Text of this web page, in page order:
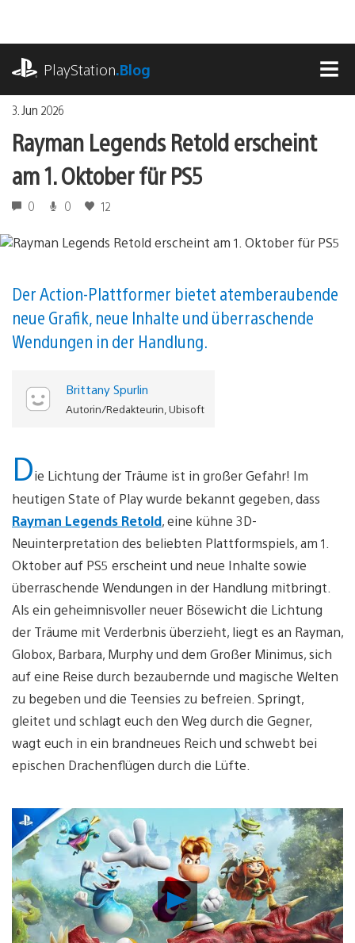
springen
PlayStation.Blog
3. Jun 2026
Rayman Legends Retold erscheint
am 1. Oktober für PS5
0 0 12
Der Action-Plattformer bietet atemberaubende
neue Grafik, neue Inhalte und überraschende
Wendungen in der Handlung.
Brittany Spurlin
Autorin/Redakteurin, Ubisoft
Die Lichtung der Träume ist in großer Gefahr! Im
heutigen State of Play wurde bekannt gegeben, dass
Rayman Legends Retold, eine kühne 3D-
Neuinterpretation des beliebten Plattformspiels, am 1.
Oktober auf PS5 erscheint und neue Inhalte sowie
überraschende Wendungen in der Handlung mitbringt.
Als ein geheimnisvoller neuer Bösewicht die Lichtung
der Träume mit Verderbnis überzieht, liegt es an Rayman,
Globox, Barbara, Murphy und dem Großer Minimus, sich
auf eine Reise durch bezaubernde und magische Welten
zu begeben und die Teensies zu befreien. Springt,
gleitet und schlagt euch den Weg durch die Gegner,
wagt euch in ein brandneues Reich und schwebt bei
epischen Drachenflügen durch die Lüfte.
Video
abspielen